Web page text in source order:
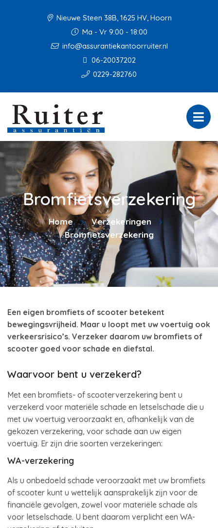
Nieuwe Steen 38B, 1625 HV, Hoorn
Ma - Vr 9:00 - 18:00
info@assurantiekantoorruiter.nl
06-20037202
0229-282760
Bromfietsverzekering
Home
Verzekeringen
Bromfietsverzekering
Een eigen bromfiets of scooter betekent
bewegingsvrijheid. Maar u loopt met uw voertuig ook
verkeersrisico’s. Verzeker daarom uw bromfiets of
scooter goed voor schade en diefstal.
Waarvoor bent u verzekerd?
Met een bromfiets- of scooterverzekering bent u
verzekerd voor materiële schade en letselschade die u
met uw voertuig veroorzaakt en, afhankelijk van de
gekozen verzekering, voor schade aan uw eigen
voertuig. Er zijn drie soorten verzekeringen:
WA-verzekering
Als u onbedoeld schade veroorzaakt met uw bromfiets
of scooter kunt u wettelijk aansprakelijk zijn voor de
financiële gevolgen, zowel voor materiële schade als
voor letselschade. U bent daarom verplicht een WA-